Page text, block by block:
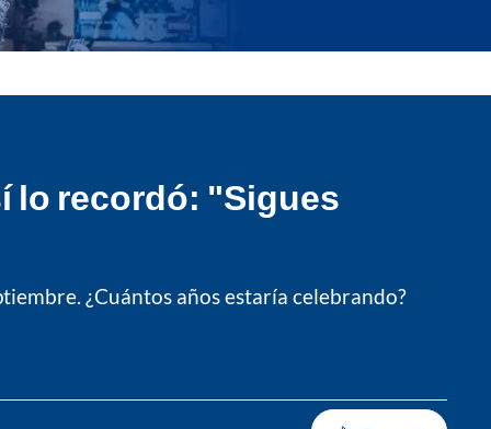
lo recordó: "Sigues
¿Cuántos años estaría celebrando?